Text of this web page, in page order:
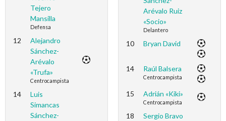
Tejero
Mansilla
Defensa
12
Alejandro
Sánchez-
Arévalo
«Trufa»
Centrocampista
14
Luis
Simancas
Sánchez-
Arévalo Ruiz
«Socio»
Delantero
10 Bryan David
14 Raúl Balsera
Centrocampista
15 Adrián «Kiki»
Centrocampista
18
Sergio Bravo